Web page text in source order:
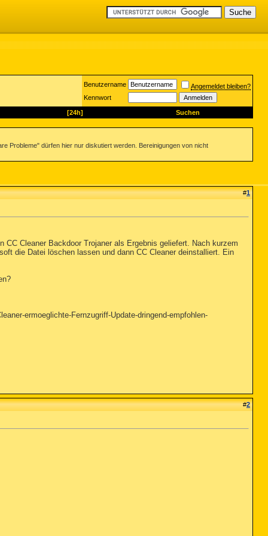
Benutzername
Angemeldet bleiben?
Kennwort
[24h] Suchen
Probleme" dürfen hier nur diskutiert werden. Bereinigungen von nicht
#1
Cleaner Backdoor Trojaner als Ergebnis geliefert. Nach kurzem
die Datei löschen lassen und dann CC Cleaner deinstalliert. Ein
ermoeglichte-Fernzugriff-Update-dringend-empfohlen-
#2